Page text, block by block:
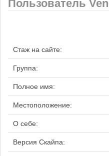
Пользователь
Стаж на сайте:
Группа:
Полное имя:
Местоположение:
О себе:
Версия Скайпа: